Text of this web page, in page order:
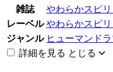
雑誌
やわらかスピ
レーベル やわらかスピ
ジャンル ヒューマンド
詳細を見る とじる